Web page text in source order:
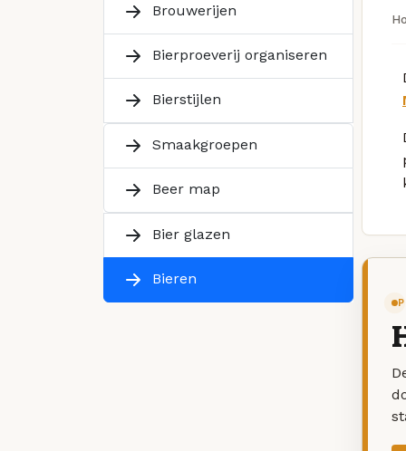
Brouwerijen
Bierproeverij organiseren
Bierstijlen
Smaakgroepen
Beer map
Bier glazen
Bieren